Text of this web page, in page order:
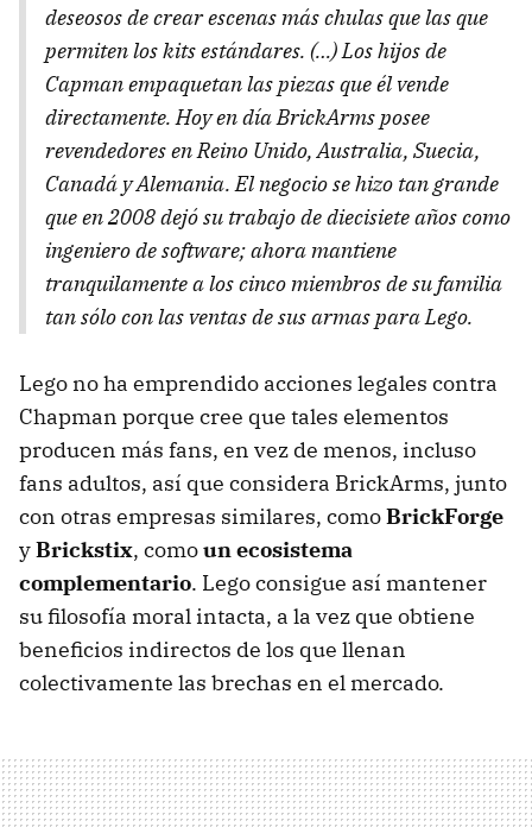
deseosos de crear escenas más chulas que las que
permiten los kits estándares. (…) Los hijos de
Capman empaquetan las piezas que él vende
directamente. Hoy en día BrickArms posee
revendedores en Reino Unido, Australia, Suecia,
Canadá y Alemania. El negocio se hizo tan grande
que en 2008 dejó su trabajo de diecisiete años como
ingeniero de software; ahora mantiene
tranquilamente a los cinco miembros de su familia
tan sólo con las ventas de sus armas para Lego.
Lego no ha emprendido acciones legales contra
Chapman porque cree que tales elementos
producen más fans, en vez de menos, incluso
fans adultos, así que considera BrickArms, junto
con otras empresas similares, comoBrickForge
yBrickstix, comoun ecosistema
complementario. Lego consigue así mantener
su filosofía moral intacta, a la vez que obtiene
beneficios indirectos de los que llenan
colectivamente las brechas en el mercado.